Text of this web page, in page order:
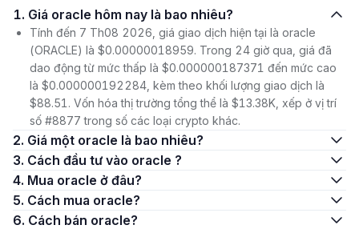
1. Giá oracle hôm nay là bao nhiêu?
Tính đến 7 Th08 2026, giá giao dịch hiện tại là oracle
(ORACLE) là $0.00000018959. Trong 24 giờ qua, giá đã
dao động từ mức thấp là $0.000000187371 đến mức cao
là $0.000000192284, kèm theo khối lượng giao dịch là
$88.51. Vốn hóa thị trường tổng thể là $13.38K, xếp ở vị trí
số #8877 trong số các loại crypto khác.
2. Giá một oracle là bao nhiêu?
3. Cách đầu tư vào oracle ?
4. Mua oracle ở đâu?
5. Cách mua oracle?
6. Cách bán oracle?